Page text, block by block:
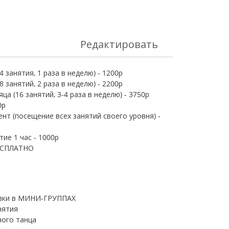
Редактировать
занятия, 1 раза в неделю) - 1200р
занятий, 2 раза в неделю) - 2200р
(16 занятий, 3-4 раза в неделю) - 3750р
(посещение всех занятий своего уровня) -
1 час - 1000р
в МИНИ-ГРУППАХ
танца